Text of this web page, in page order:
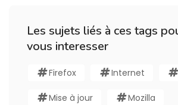
Les sujets liés à ces tags
vous interesser
Firefox Internet
Mise à jour Mozilla